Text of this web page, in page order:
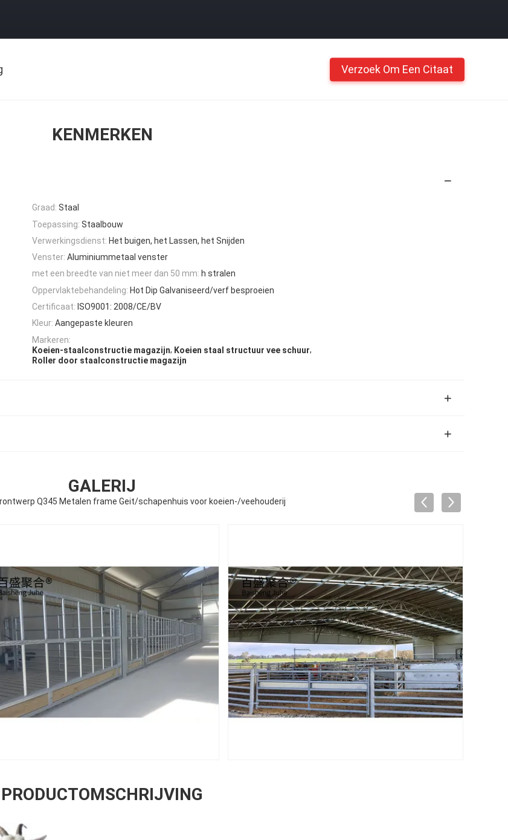
Verzoek Om Een Citaat
KENMERKEN
Graad: Staal
Toepassing: Staalbouw
Verwerkingsdienst: Het buigen, het Lassen, het Snijden
Venster: Aluminiummetaal venster
met een breedte van niet meer dan 50 mm: h stralen
Oppervlaktebehandeling: Hot Dip Galvaniseerd/verf besproeien
Certificaat: ISO9001: 2008/CE/BV
Kleur: Aangepaste kleuren
Markeren:
Koeien-staalconstructie magazijn, Koeien staal structuur vee schuur,
Roller door staalconstructie magazijn
GALERIJ
Q345 Metalen frame Geit/schapenhuis voor koeien-/veehouderij
PRODUCTOMSCHRIJVING